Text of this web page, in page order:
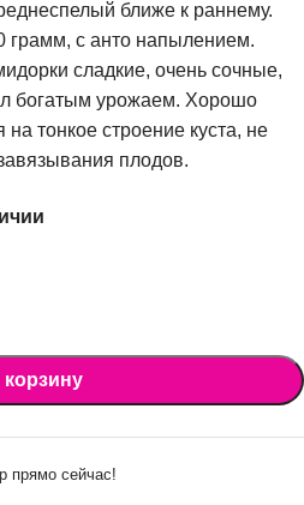
ближе к раннему.
с анто напылением.
сладкие, очень сочные,
богатым урожаем. Хорошо
тонкое строение куста, не
плодов.
корзину
прямо сейчас!